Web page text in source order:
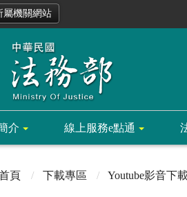
屬機關網站
介 線上服務e點通
頁
下載專區 Youtube影音下